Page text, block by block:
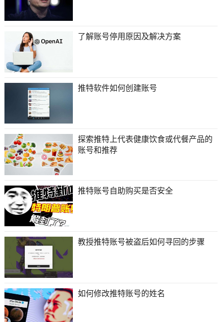
了解账号停用原因及解决方案
推特软件如何创建账号
探索推特上代表健康饮食或代餐产品的
账号和推荐
推特账号自助购买是否安全
教授推特账号被盗后如何寻回的步骤
如何修改推特账号的姓名